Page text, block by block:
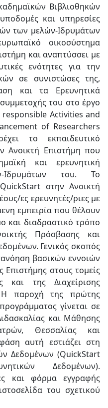
Βιβλιοθηκών
και υπηρεσίες
των μελών-Ιδρυμάτων
οικοσύστημα
και αναπτύσσει με
ενότητες για την
σε συνιστώσες της,
και τα Ερευνητικά
του στο έργο
responsible Activities and
of Researchers
το εκπαιδευτικό
Ανοικτή Επιστήμη που
και ερευνητική
Ιδρυμάτων του. Το
στην Ανοικτή
ες ερευνητές/ριες με
εμπειρία που θέλουν
και διαδραστικό τρόπο
Πρόσβασης και
Γενικός σκοπός
βασικών εννοιών
Επιστήμης στους τομείς
και της Διαχείρισης
Η παροχή της πρώτης
γίνεται σε
και Μάθησης
Θεσσαλίας και
αυτή εστιάζει στη
Δεδομένων (QuickStart
Δεδομένων).
και φόρμα εγγραφής
του σχετικού